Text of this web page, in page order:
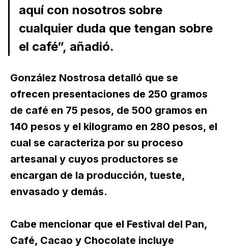
aquí con nosotros sobre
cualquier duda que tengan sobre
el café”, añadió.
González Nostrosa detalló que se
ofrecen presentaciones de 250 gramos
de café en 75 pesos, de 500 gramos en
140 pesos y el kilogramo en 280 pesos, el
cual se caracteriza por su proceso
artesanal y cuyos productores se
encargan de la producción, tueste,
envasado y demás.
Cabe mencionar que el Festival del Pan,
Café, Cacao y Chocolate incluye